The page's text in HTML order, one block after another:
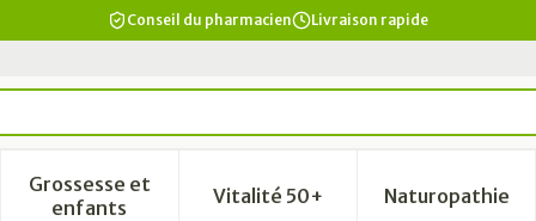
Conseil du pharmacien Livraison rapide
Beauté, soins et hygiène
sous-menu pour la catégorie Régime, alimentation &
Grossesse et
enfantsAfficher le sous-menu pour la catégorie
Vitalité 50+Afficher le sous-menu pour
Naturopathie
Afficher